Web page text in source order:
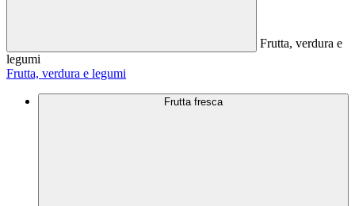
Frutta, verdura e
legumi
Frutta, verdura e legumi
Frutta fresca